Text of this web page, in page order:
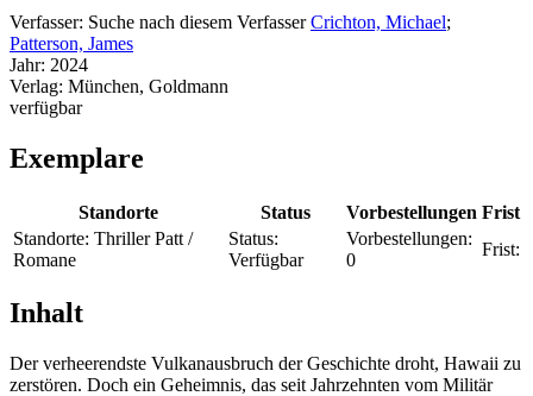
Verfasser: Suche nach diesem Verfasser Crichton, Michael;
Patterson, James
Jahr: 2024
Verlag: München, Goldmann
verfügbar
Exemplare
Standorte Status Vorbestellungen Frist
Standorte: Thriller Patt /
Romane
Status:
Verfügbar
Vorbestellungen:
0
Frist:
Inhalt
Der verheerendste Vulkanausbruch der Geschichte droht, Hawaii zu
zerstören. Doch ein Geheimnis, das seit Jahrzehnten vom Militär